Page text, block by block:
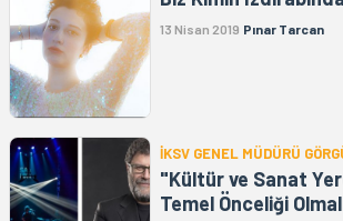
13 Nisan 2019 Pınar Tarcan
İKSV GENEL MÜDÜRÜ
"Kültür ve Sanat
Temel Önceliği